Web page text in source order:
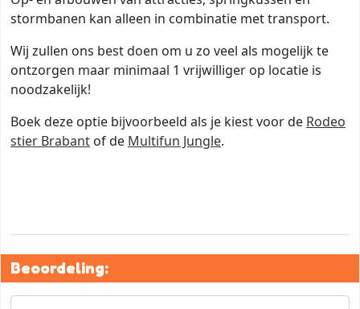
stormbanen kan alleen in combinatie met transport.
Wij zullen ons best doen om u zo veel als mogelijk te
ontzorgen maar minimaal 1 vrijwilliger op locatie is
noodzakelijk!
Boek deze optie bijvoorbeeld als je kiest voor de Rodeo
stier Brabant of de Multifun Jungle.
Beoordeling: